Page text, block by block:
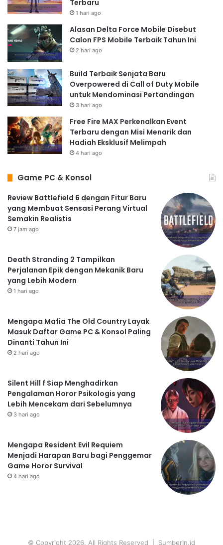
Terbaru
1 hari ago
Alasan Delta Force Mobile Disebut
Calon FPS Mobile Terbaik Tahun Ini
2 hari ago
Build Terbaik Senjata Baru
Overpowered di Call of Duty Mobile
untuk Mendominasi Pertandingan
3 hari ago
Free Fire MAX Perkenalkan Event
Terbaru dengan Misi Menarik dan
Hadiah Eksklusif Melimpah
4 hari ago
Game PC & Konsol
Review Battlefield 6 dengan Fitur Baru
yang Membuat Sensasi Perang Virtual
Semakin Realistis
7 jam ago
Death Stranding 2 Tampilkan
Perjalanan Epik dengan Mekanik Baru
yang Lebih Modern
1 hari ago
Mengapa Mafia The Old Country Layak
Masuk Daftar Game PC & Konsol Paling
Dinanti Tahun Ini
2 hari ago
Silent Hill f Siap Menghadirkan
Pengalaman Horor Psikologis yang
Lebih Mencekam dari Sebelumnya
3 hari ago
Mengapa Resident Evil Requiem
Menjadi Harapan Baru bagi Penggemar
Game Horor Survival
4 hari ago
© Copyright 2026, All Rights Reserved | SumberIn.id